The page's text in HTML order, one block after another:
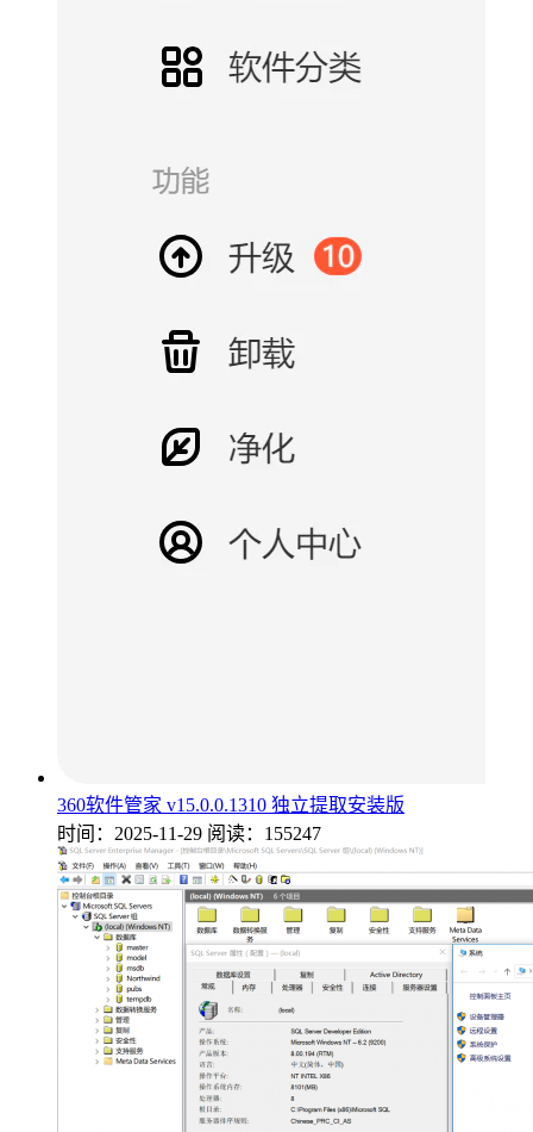
360软件管家 v15.0.0.1310 独立提取安装版
时间：2025-11-29 阅读：155247